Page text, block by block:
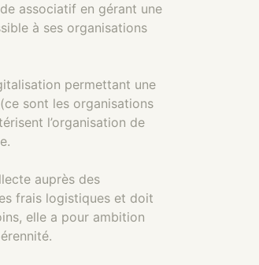
associatif en gérant une
à ses organisations
permettant une
sont les organisations
l’organisation de
auprès des
frais logistiques et doit
elle a pour ambition